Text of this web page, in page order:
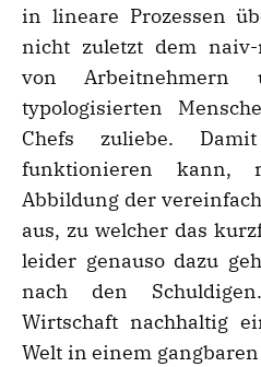
in lineare Prozessen
nicht zuletzt dem naiv-
von Arbeitnehmern
typologisierten
Chefs zuliebe. Damit
funktionieren kann,
Abbildung der
aus, zu welcher das
leider genauso dazu
nach den
Wirtschaft nachhaltig
Welt in einem